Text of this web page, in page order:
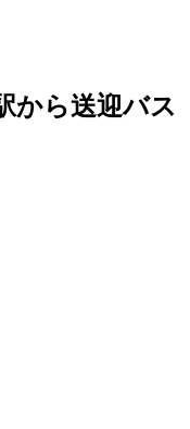
から送迎バス